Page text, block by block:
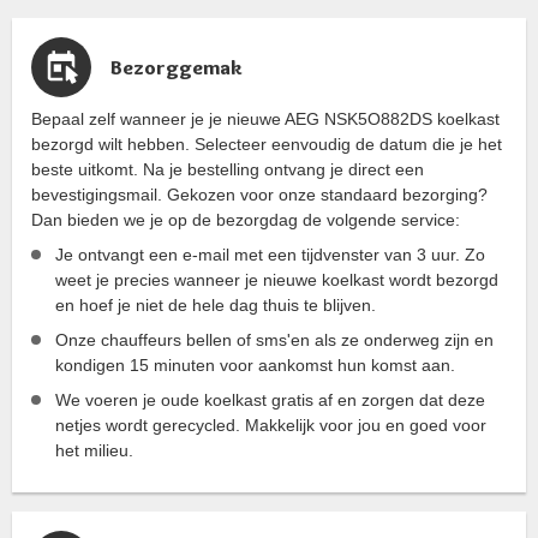
Bezorggemak
Bepaal zelf wanneer je je nieuwe AEG NSK5O882DS koelkast
bezorgd wilt hebben. Selecteer eenvoudig de datum die je het
beste uitkomt. Na je bestelling ontvang je direct een
bevestigingsmail. Gekozen voor onze standaard bezorging?
Dan bieden we je op de bezorgdag de volgende service:
Je ontvangt een e-mail met een tijdvenster van 3 uur. Zo
weet je precies wanneer je nieuwe koelkast wordt bezorgd
en hoef je niet de hele dag thuis te blijven.
Onze chauffeurs bellen of sms'en als ze onderweg zijn en
kondigen 15 minuten voor aankomst hun komst aan.
We voeren je oude koelkast gratis af en zorgen dat deze
netjes wordt gerecycled. Makkelijk voor jou en goed voor
het milieu.